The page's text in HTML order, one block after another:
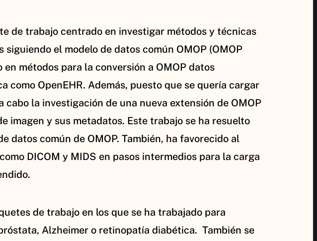
de trabajo centrado en investigar métodos y técnicas
el modelo de datos común OMOP (OMOP
métodos para la conversión a OMOP datos
OpenEHR. Además, puesto que se quería cargar
la investigación de una nueva extensión de OMOP
imagen y sus metadatos. Este trabajo se ha resuelto
datos común de OMOP. También, ha favorecido al
DICOM y MIDS en pasos intermedios para la carga
de trabajo en los que se ha trabajado para
Alzheimer o retinopatía diabética. También se